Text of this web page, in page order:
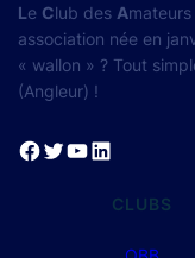
Le Club des Amateurs
association née en
« wallon » ? Tout
(Angleur) !
Facebook Twitter YouTube LinkedIn
CLUBS